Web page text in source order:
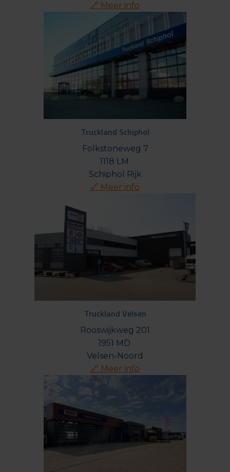
🔗 Meer info
Truckland Schiphol
Folkstoneweg 7
1118 LM
Schiphol Rijk
🔗 Meer info
Truckland Velsen
Rooswijkweg 201
1951 MD
🔗 Meer info